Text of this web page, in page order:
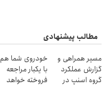
مطالب پیشنهادی
مسیر همراهی و
گزارش عملکرد
گروه اسنپ در
خودروی شما هم
با یکبار مراجعه
فروخته خواهد